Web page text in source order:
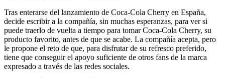
Tras enterarse del lanzamiento de Coca-Cola Cherry en España,
decide escribir a la compañía, sin muchas esperanzas, para ver si
puede traerlo de vuelta a tiempo para tomar Coca-Cola Cherry, su
producto favorito, antes de que se acabe. La compañía acepta, pero
le propone el reto de que, para disfrutar de su refresco preferido,
tiene que conseguir el apoyo suficiente de otros fans de la marca
expresado a través de las redes sociales.